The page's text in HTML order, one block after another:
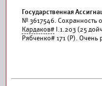
Государственная
№ 3617546. Сохранность
Кардаков# I.1.203 (25
Рябченко# 171 (Р). Очень